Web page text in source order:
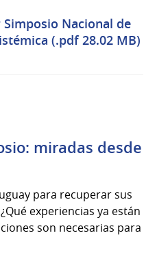
Nacional de
(.pdf 28.02 MB)
miradas desde
para recuperar sus
experiencias ya están
son necesarias para